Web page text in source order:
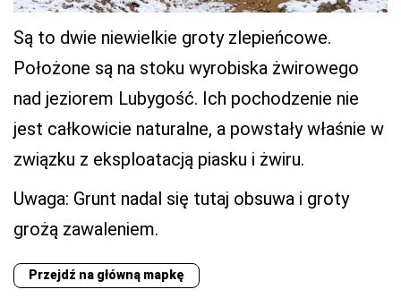
Są to dwie niewielkie groty zlepieńcowe.
Położone są na stoku wyrobiska żwirowego
nad jeziorem Lubygość. Ich pochodzenie nie
jest całkowicie naturalne, a powstały właśnie w
związku z eksploatacją piasku i żwiru.
Uwaga: Grunt nadal się tutaj obsuwa i groty
grożą zawaleniem.
Przejdź na główną mapkę